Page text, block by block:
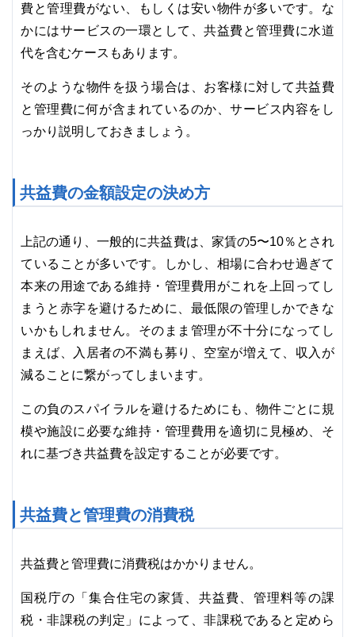
費と管理費がない、もしくは安い物件が多いです。な
かにはサービスの一環として、共益費と管理費に水道
代を含むケースもあります。
そのような物件を扱う場合は、お客様に対して共益費
と管理費に何が含まれているのか、サービス内容をし
っかり説明しておきましょう。
共益費の金額設定の決め方
上記の通り、一般的に共益費は、家賃の5〜10％とされ
ていることが多いです。しかし、相場に合わせ過ぎて
本来の用途である維持・管理費用がこれを上回ってし
まうと赤字を避けるために、最低限の管理しかできな
いかもしれません。そのまま管理が不十分になってし
まえば、入居者の不満も募り、空室が増えて、収入が
減ることに繋がってしまいます。
この負のスパイラルを避けるためにも、物件ごとに規
模や施設に必要な維持・管理費用を適切に見極め、そ
れに基づき共益費を設定することが必要です。
共益費と管理費の消費税
共益費と管理費に消費税はかかりません。
国税庁の「集合住宅の家賃、共益費、管理料等の課
税・非課税の判定」によって、非課税であると定めら